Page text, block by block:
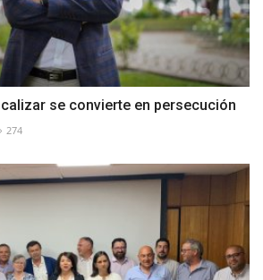
se convierte en persecución
274